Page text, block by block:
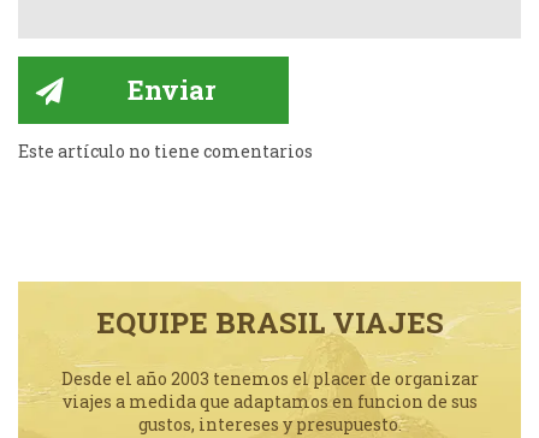
Este artículo no tiene comentarios
EQUIPE BRASIL VIAJES
Desde el año 2003 tenemos el placer de organizar
viajes a medida que adaptamos en funcion de sus
gustos, intereses y presupuesto.